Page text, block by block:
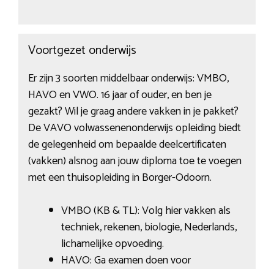
Voortgezet onderwijs
Er zijn 3 soorten middelbaar onderwijs: VMBO,
HAVO en VWO. 16 jaar of ouder, en ben je
gezakt? Wil je graag andere vakken in je pakket?
De VAVO volwassenenonderwijs opleiding biedt
de gelegenheid om bepaalde deelcertificaten
(vakken) alsnog aan jouw diploma toe te voegen
met een thuisopleiding in Borger-Odoorn.
VMBO (KB & TL): Volg hier vakken als
techniek, rekenen, biologie, Nederlands,
lichamelijke opvoeding.
HAVO: Ga examen doen voor